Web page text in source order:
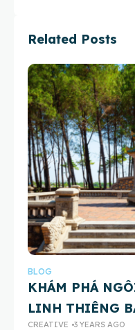
Related Posts
BLOG
KHÁM PHÁ
LINH THIÊNG
CREATIVE 3 YEARS AGO